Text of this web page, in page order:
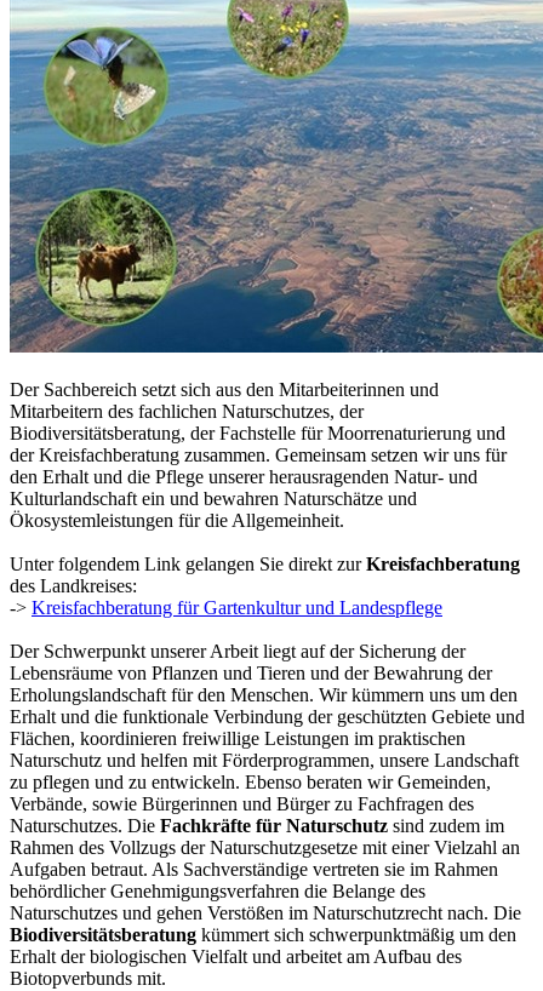
Der Sachbereich setzt sich aus den Mitarbeiterinnen und
Mitarbeitern des fachlichen Naturschutzes, der
Biodiversitätsberatung, der Fachstelle für Moorrenaturierung und
der Kreisfachberatung zusammen. Gemeinsam setzen wir uns für
den Erhalt und die Pflege unserer herausragenden Natur- und
Kulturlandschaft ein und bewahren Naturschätze und
Ökosystemleistungen für die Allgemeinheit.
Unter folgendem Link gelangen Sie direkt zurKreisfachberatung
des Landkreises:
-> Kreisfachberatung für Gartenkultur und Landespflege
Der Schwerpunkt unserer Arbeit liegt auf der Sicherung der
Lebensräume von Pflanzen und Tieren und der Bewahrung der
Erholungslandschaft für den Menschen. Wir kümmern uns um den
Erhalt und die funktionale Verbindung der geschützten Gebiete und
Flächen, koordinieren freiwillige Leistungen im praktischen
Naturschutz und helfen mit Förderprogrammen, unsere Landschaft
zu pflegen und zu entwickeln. Ebenso beraten wir Gemeinden,
Verbände, sowie Bürgerinnen und Bürger zu Fachfragen des
Naturschutzes. Die Fachkräfte für Naturschutz sind zudem im
Rahmen des Vollzugs der Naturschutzgesetze mit einer Vielzahl an
Aufgaben betraut. Als Sachverständige vertreten sie im Rahmen
behördlicher Genehmigungsverfahren die Belange des
Naturschutzes und gehen Verstößen im Naturschutzrecht nach. Die
Biodiversitätsberatung kümmert sich schwerpunktmäßig um den
Erhalt der biologischen Vielfalt und arbeitet am Aufbau des
Biotopverbunds mit.